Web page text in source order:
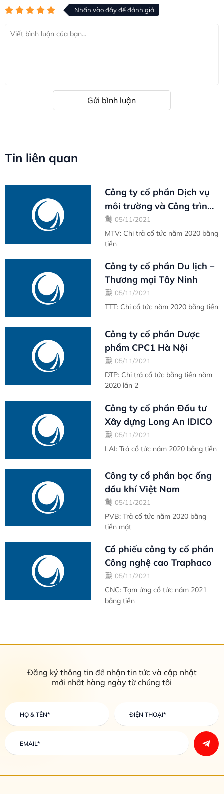
Nhấn vào đây để đánh giá
Gửi bình luận
Tin liên quan
Công ty cổ phần Dịch vụ
môi trường và Công trình
đô thị Vũng Tàu
05/11/2021
MTV: Chi trả cổ tức năm 2020 bằng
tiền
Công ty cổ phần Du lịch –
Thương mại Tây Ninh
05/11/2021
TTT: Chi cổ tức năm 2020 bằng tiền
Công ty cổ phần Dược
phẩm CPC1 Hà Nội
05/11/2021
DTP: Chi trả cổ tức bằng tiền năm
2020 lần 2
Công ty cổ phần Đầu tư
Xây dựng Long An IDICO
05/11/2021
LAI: Trả cổ tức năm 2020 bằng tiền
Công ty cổ phần bọc ống
dầu khí Việt Nam
05/11/2021
PVB: Trả cổ tức năm 2020 bằng
tiền mặt
Cổ phiếu công ty cổ phần
Công nghệ cao Traphaco
05/11/2021
CNC: Tạm ứng cổ tức năm 2021
bằng tiền
Đăng ký thông tin để nhận tin tức và cập nhật
mới nhất hàng ngày từ chúng tôi